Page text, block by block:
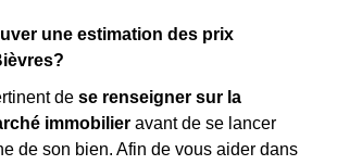
une estimation des prix
de se renseigner sur la
immobilier avant de se lancer
de son bien. Afin de vous aider dans